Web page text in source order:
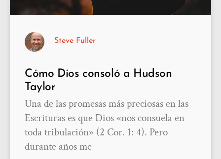
Cómo Dios consoló a Hudson
Taylor
Una de las promesas más preciosas en las
Escrituras es que Dios «nos consuela en
toda tribulación» (2 Cor. 1: 4). Pero
durante años me
Steve Fuller